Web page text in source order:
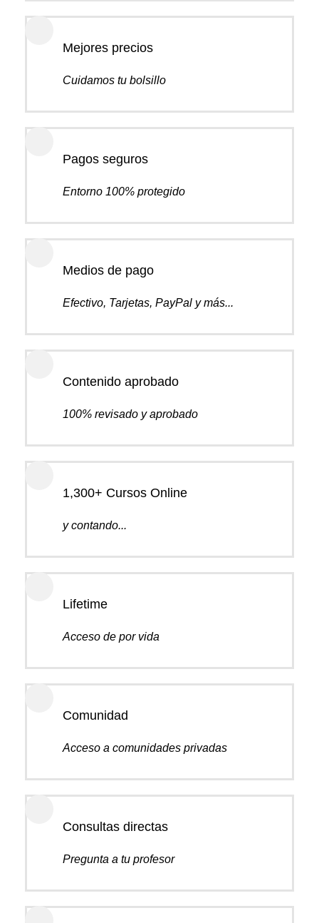
Mejores precios
Cuidamos tu bolsillo
Pagos seguros
Entorno 100% protegido
Medios de pago
Efectivo, Tarjetas, PayPal y más...
Contenido aprobado
100% revisado y aprobado
1,300+ Cursos Online
y contando...
Lifetime
Acceso de por vida
Comunidad
Acceso a comunidades privadas
Consultas directas
Pregunta a tu profesor